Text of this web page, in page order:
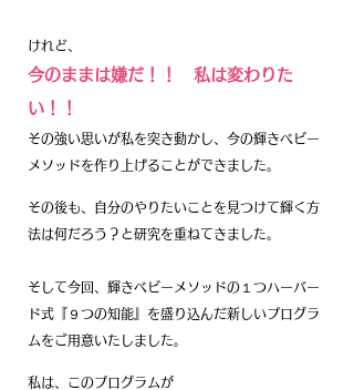
けれど、
今のままは嫌だ！！ 私は変わりた
い！！
その強い思いが私を突き動かし、今の輝きベビー
メソッドを作り上げることができました。
その後も、自分のやりたいことを見つけて輝く方
法は何だろう？と研究を重ねてきました。
そして今回、輝きベビーメソッドの１つハーバー
ド式『９つの知能』を盛り込んだ新しいプログラ
ムをご用意いたしました。
私は、このプログラムが